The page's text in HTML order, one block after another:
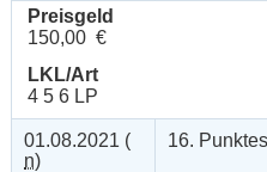
Preisgeld
150,00 €
LKL/Art
4 5 6 LP
01.08.2021 (
n)
16.